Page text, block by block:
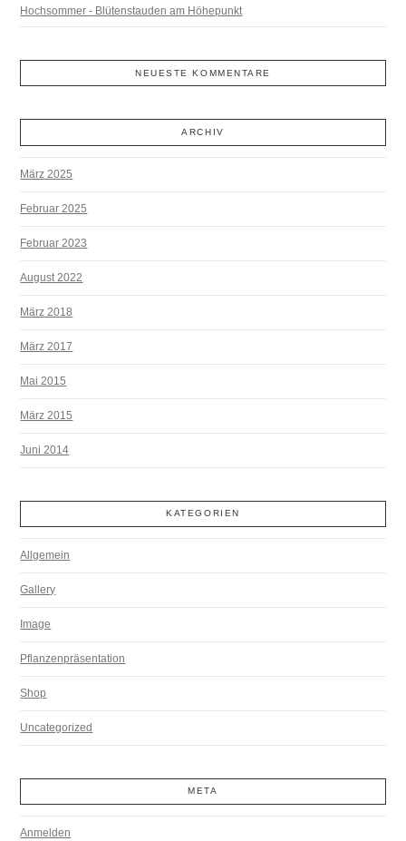
Hochsommer - Blütenstauden am Höhepunkt
NEUESTE KOMMENTARE
ARCHIV
März 2025
Februar 2025
Februar 2023
August 2022
März 2018
März 2017
Mai 2015
März 2015
Juni 2014
KATEGORIEN
Allgemein
Gallery
Image
Pflanzenpräsentation
Shop
Uncategorized
META
Anmelden